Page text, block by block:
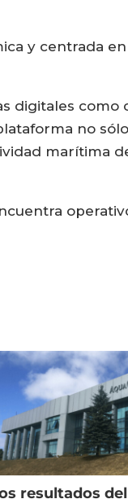
y centrada en
digitales como
no
marítima
resultados